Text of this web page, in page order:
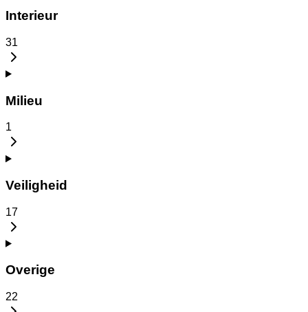
Interieur
31
Milieu
1
Veiligheid
17
Overige
22